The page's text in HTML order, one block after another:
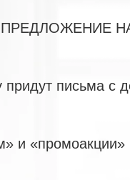
письма с
и «промоакции»